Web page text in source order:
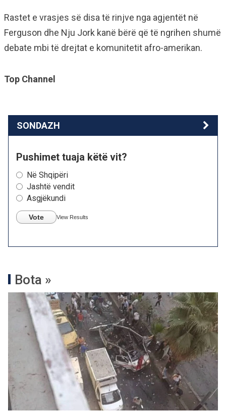
Rastet e vrasjes së disa të rinjve nga agjentët në
Ferguson dhe Nju Jork kanë bërë që të ngrihen shumë
debate mbi të drejtat e komunitetit afro-amerikan.
Top Channel
SONDAZH
Pushimet tuaja këtë vit?
Në Shqipëri
Jashtë vendit
Asgjëkundi
Vote View Results
Bota »